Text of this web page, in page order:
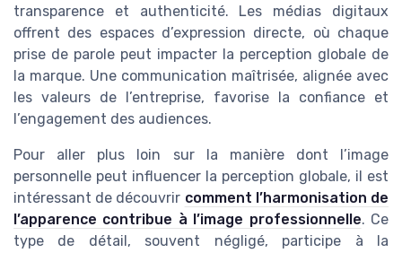
transparence et authenticité. Les médias digitaux
offrent des espaces d’expression directe, où chaque
prise de parole peut impacter la perception globale de
la marque. Une communication maîtrisée, alignée avec
les valeurs de l’entreprise, favorise la confiance et
l’engagement des audiences.
Pour aller plus loin sur la manière dont l’image
personnelle peut influencer la perception globale, il est
intéressant de découvrir comment l’harmonisation de
l’apparence contribue à l’image professionnelle. Ce
type de détail, souvent négligé, participe à la